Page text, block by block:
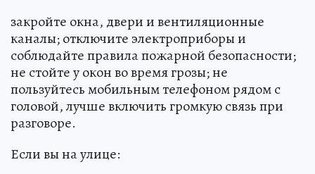
закройте окна, двери и вентиляционные
каналы; отключите электроприборы и
соблюдайте правила пожарной безопасности;
не стойте у окон во время грозы; не
пользуйтесь мобильным телефоном рядом с
головой, лучше включить громкую связь при
разговоре.
Если вы на улице: